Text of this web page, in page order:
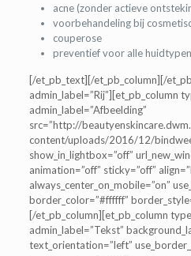
acne (zonder actieve
voorbehandeling bij
couperose
preventief voor alle huidtypen
[/et_pb_text][/et_pb_column][/
admin_label=”Rij”][et_pb_column
admin_label=”Afbeelding”
src=”http://
content/uploads/2016/12/
show_in_lightbox=”off”
animation=”off” sticky=”off”
always_center_on_mobile=”on”
border_color=”#ffffff”
[/et_pb_column][et_pb_column
admin_label=”Tekst”
text_orientation=”left”